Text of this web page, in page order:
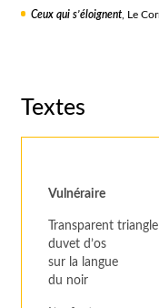
Ceux qui s’éloignent, Le
Textes
Vulnéraire
Transparent triangle
duvet d’os
sur la langue
du noir